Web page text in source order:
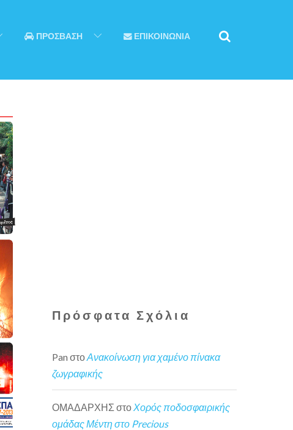
ΠΡΟΣΒΑΣΗ ΕΠΙΚΟΙΝΩΝΙΑ
Πρόσφατα Σχόλια
Pan στοΑνακοίνωση για χαμένο πίνακα
ζωγραφικής
ΟΜΑΔΑΡΧΗΣ στο Χορός ποδοσφαιρικής
ομάδας Μέντη στο Precious